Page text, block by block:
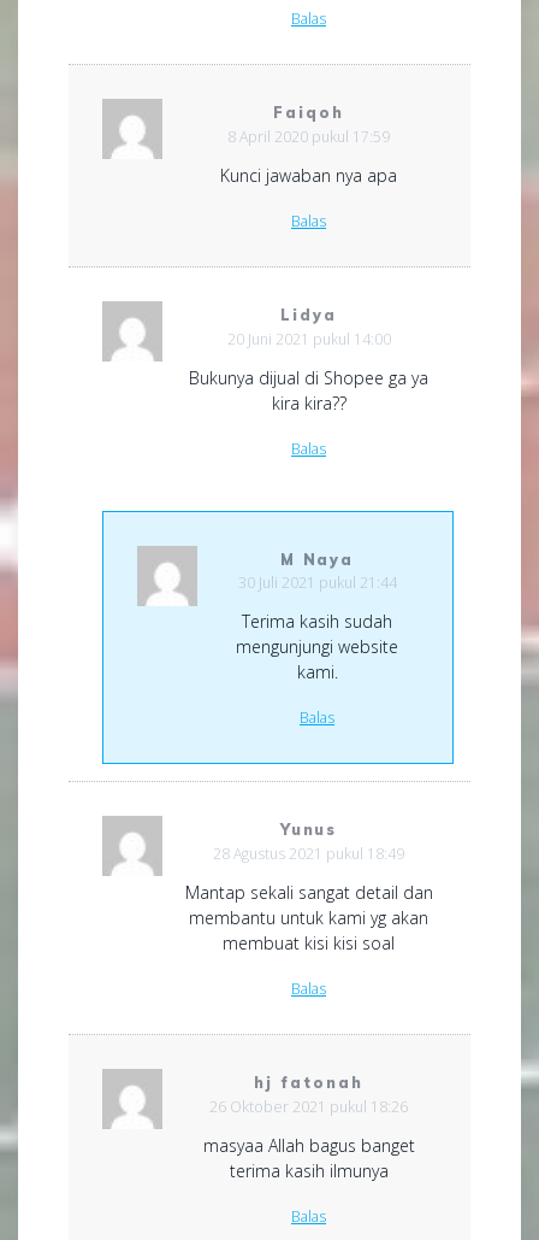
Balas
Faiqoh
8 April 2020 pukul 17:59
Kunci jawaban nya apa
Balas
Lidya
20 Juni 2021 pukul 14:00
Bukunya dijual di Shopee ga ya
kira kira??
Balas
M Naya
30 Juli 2021 pukul 21:44
Terima kasih sudah
mengunjungi website
kami.
Balas
Yunus
28 Agustus 2021 pukul 18:49
Mantap sekali sangat detail dan
membantu untuk kami yg akan
membuat kisi kisi soal
Balas
hj fatonah
26 Oktober 2021 pukul 18:26
masyaa Allah bagus banget
terima kasih ilmunya
Balas